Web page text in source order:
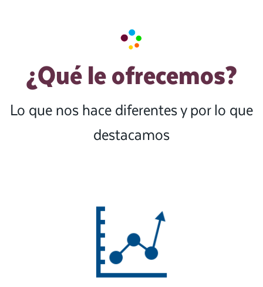
¿Qué le ofrecemos?
Lo que nos hace diferentes y por lo que
destacamos